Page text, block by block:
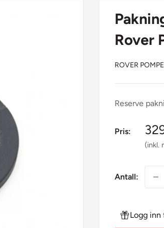
Rover
ROVER POMPE
Reserve
Pris:
(inkl.
Antall:
Logg inn